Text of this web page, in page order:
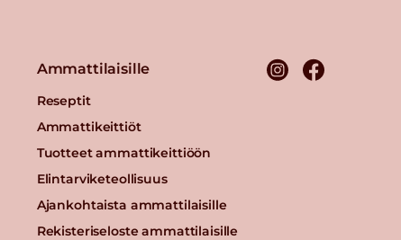
Ammattilaisille
Reseptit
Ammattikeittiöt
Tuotteet ammattikeittiöön
Elintarviketeollisuus
Ajankohtaista ammattilaisille
Rekisteriseloste ammattilaisille